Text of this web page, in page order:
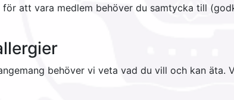
att vara medlem behöver du samtycka till
behöver vi veta vad du vill och kan